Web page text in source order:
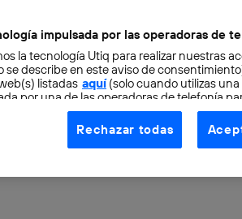
while
thanks to
impulsada por las operadoras de
la tecnología Utiq para realizar nuestras
se describe en este aviso de
listadas aquí(solo cuando utilizas una
por una de las operadoras de telefonía
página web).
con la privacidad como prioridad
de la cuenta de cliente de
Rechazar todas